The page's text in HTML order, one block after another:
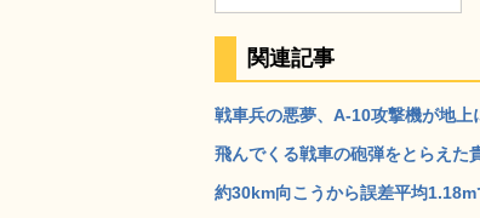
関連記事
戦車兵の悪夢、A-10攻撃機が地
飛んでくる戦車の砲弾をとらえた
約30km向こうから誤差平均